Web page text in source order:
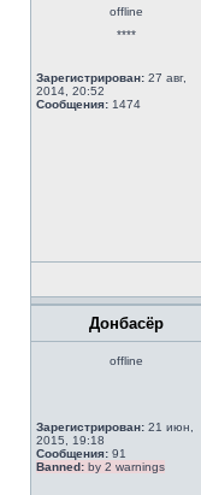
offline
****
Зарегистрирован: 27 авг,
2014, 20:52
Сообщения: 1474
Донбасёр
offline
Зарегистрирован: 21 июн,
2015, 19:18
Сообщения: 91
Banned: by 2 warnings